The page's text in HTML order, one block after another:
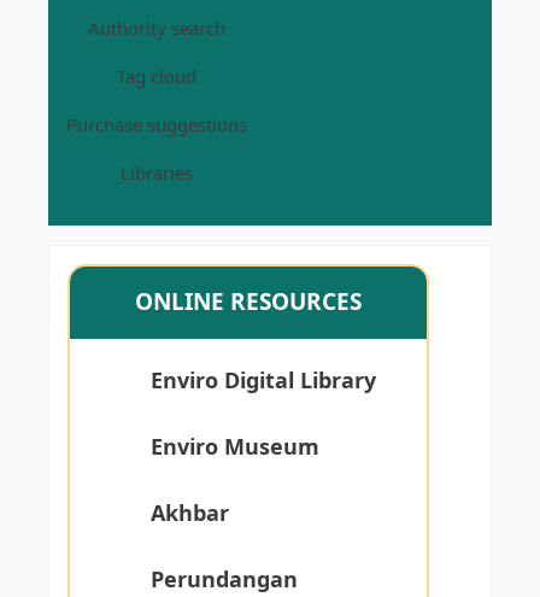
Authority search
Tag cloud
Purchase suggestions
Libraries
ONLINE RESOURCES
Enviro Digital Library
Enviro Museum
Akhbar
Perundangan